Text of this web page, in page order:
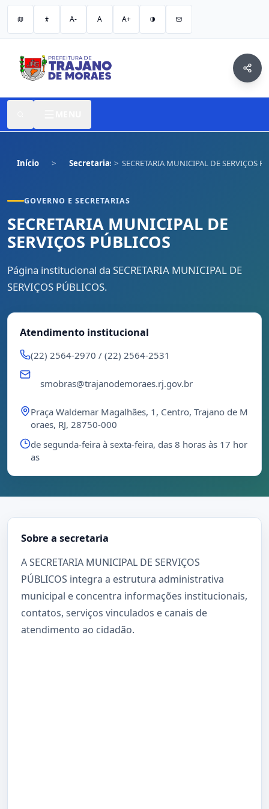
A- A A+
Início Secretarias SECRETARIA MUNICIPAL DE SERVIÇOS
GOVERNO E SECRETARIAS
SECRETARIA MUNICIPAL DE
SERVIÇOS PÚBLICOS
Página institucional da SECRETARIA MUNICIPAL DE
SERVIÇOS PÚBLICOS.
Atendimento institucional
(22) 2564-2970 / (22) 2564-2531
smobras@trajanodemoraes.rj.gov.br
Praça Waldemar Magalhães, 1, Centro, Trajano de M
oraes, RJ, 28750-000
de segunda-feira à sexta-feira, das 8 horas às 17 hor
as
Sobre a secretaria
A SECRETARIA MUNICIPAL DE SERVIÇOS
PÚBLICOS integra a estrutura administrativa
municipal e concentra informações institucionais,
contatos, serviços vinculados e canais de
atendimento ao cidadão.